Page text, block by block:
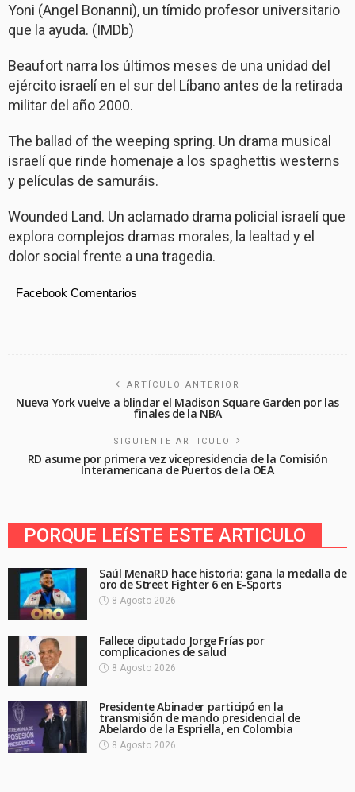
Yoni (Angel Bonanni), un tímido profesor universitario
que la ayuda. (IMDb)
Beaufort narra los últimos meses de una unidad del
ejército israelí en el sur del Líbano antes de la retirada
militar del año 2000.
The ballad of the weeping spring. Un drama musical
israelí que rinde homenaje a los spaghettis westerns
y películas de samuráis.
Wounded Land. Un aclamado drama policial israelí que
explora complejos dramas morales, la lealtad y el
dolor social frente a una tragedia.
Facebook Comentarios
ARTÍCULO ANTERIOR
Nueva York vuelve a blindar el Madison Square Garden por las
finales de la NBA
SIGUIENTE ARTICULO
RD asume por primera vez vicepresidencia de la Comisión
Interamericana de Puertos de la OEA
PORQUE LEíSTE ESTE ARTICULO
Saúl MenaRD hace historia: gana la medalla de
oro de Street Fighter 6 en E-Sports
8 Agosto 2026
Fallece diputado Jorge Frías por
complicaciones de salud
8 Agosto 2026
Presidente Abinader participó en la
transmisión de mando presidencial de
Abelardo de la Espriella, en Colombia
8 Agosto 2026